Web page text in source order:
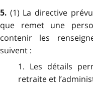
5. (1) La directive
que remet une
contenir les
suivent :
1. Les détails
retraite et